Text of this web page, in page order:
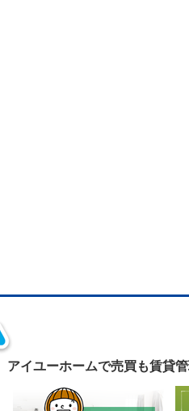
アイユーホームで売買も賃貸